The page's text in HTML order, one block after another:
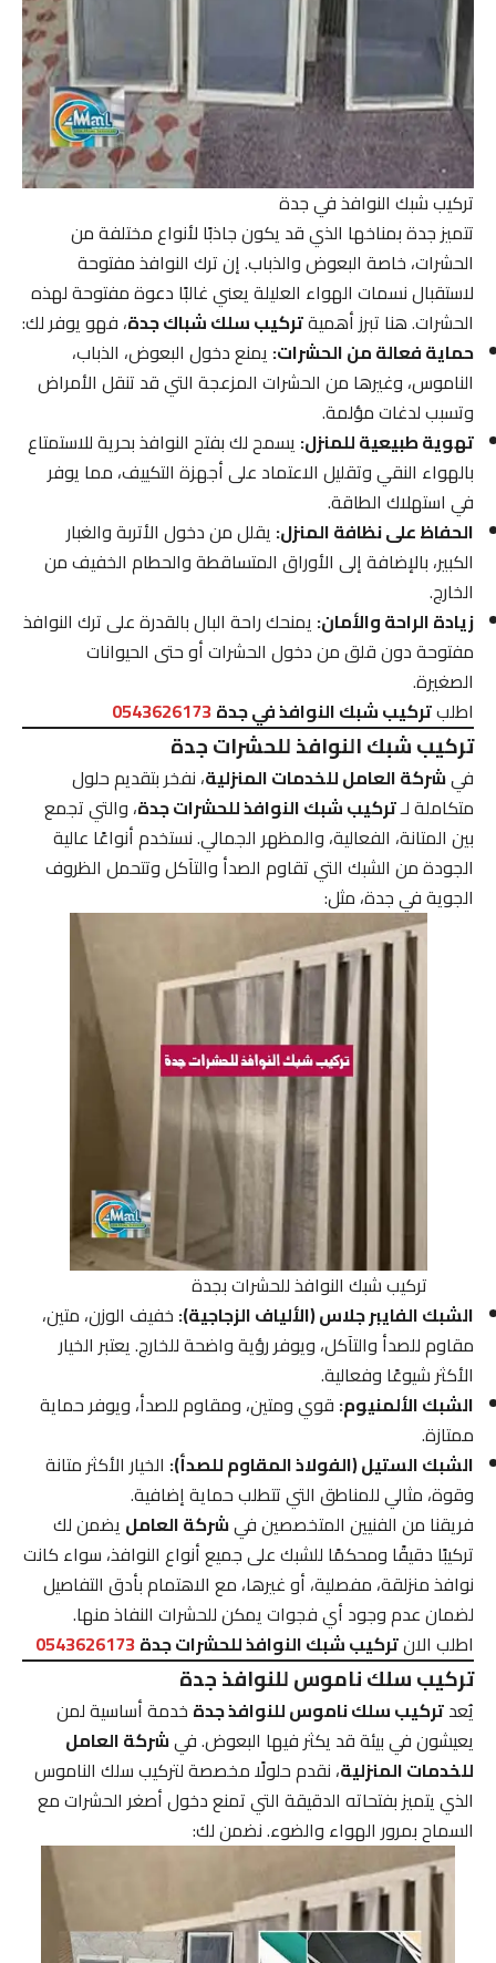
تركيب شبك النوافذ في جدة
تتميز جدة بمناخها الذي قد يكون جاذبًا لأنواع مختلفة من
الحشرات، خاصة البعوض والذباب. إن ترك النوافذ مفتوحة
لاستقبال نسمات الهواء العليلة يعني غالبًا دعوة مفتوحة لهذه
الحشرات. هنا تبرز أهميةتركيب سلك شباك جدة، فهو يوفر لك:
حماية فعالة من الحشرات:يمنع دخول البعوض، الذباب،
الناموس، وغيرها من الحشرات المزعجة التي قد تنقل الأمراض
وتسبب لدغات مؤلمة.
تهوية طبيعية للمنزل:يسمح لك بفتح النوافذ بحرية للاستمتاع
بالهواء النقي وتقليل الاعتماد على أجهزة التكييف، مما يوفر
في استهلاك الطاقة.
الحفاظ على نظافة المنزل:يقلل من دخول الأتربة والغبار
الكبير، بالإضافة إلى الأوراق المتساقطة والحطام الخفيف من
الخارج.
زيادة الراحة والأمان:يمنحك راحة البال بالقدرة على ترك النوافذ
مفتوحة دون قلق من دخول الحشرات أو حتى الحيوانات
الصغيرة.
اطلبتركيب شبك النوافذ في جدة0543626173
تركيب شبك النوافذ للحشرات جدة
فيشركة العامل للخدمات المنزلية، نفخر بتقديم حلول
متكاملة لـتركيب شبك النوافذ للحشرات جدة، والتي تجمع
بين المتانة، الفعالية، والمظهر الجمالي. نستخدم أنواعًا عالية
الجودة من الشبك التي تقاوم الصدأ والتآكل وتتحمل الظروف
الجوية في جدة، مثل:
تركيب شبك النوافذ للحشرات بجدة
الشبك الفايبر جلاس (الألياف الزجاجية):خفيف الوزن، متين،
مقاوم للصدأ والتآكل، ويوفر رؤية واضحة للخارج. يعتبر الخيار
الأكثر شيوعًا وفعالية.
الشبك الألمنيوم:قوي ومتين، ومقاوم للصدأ، ويوفر حماية
ممتازة.
الشبك الستيل (الفولاذ المقاوم للصدأ):الخيار الأكثر متانة
وقوة، مثالي للمناطق التي تتطلب حماية إضافية.
فريقنا من الفنيين المتخصصين فيشركة العامليضمن لك
تركيبًا دقيقًا ومحكمًا للشبك على جميع أنواع النوافذ، سواء كانت
نوافذ منزلقة، مفصلية، أو غيرها، مع الاهتمام بأدق التفاصيل
لضمان عدم وجود أي فجوات يمكن للحشرات النفاذ منها.
اطلب الانتركيب شبك النوافذ للحشرات جدة0543626173
تركيب سلك ناموس للنوافذ جدة
يُعدتركيب سلك ناموس للنوافذ جدةخدمة أساسية لمن
يعيشون في بيئة قد يكثر فيها البعوض. فيشركة العامل
للخدمات المنزلية، نقدم حلولًا مخصصة لتركيب سلك الناموس
الذي يتميز بفتحاته الدقيقة التي تمنع دخول أصغر الحشرات مع
السماح بمرور الهواء والضوء. نضمن لك: